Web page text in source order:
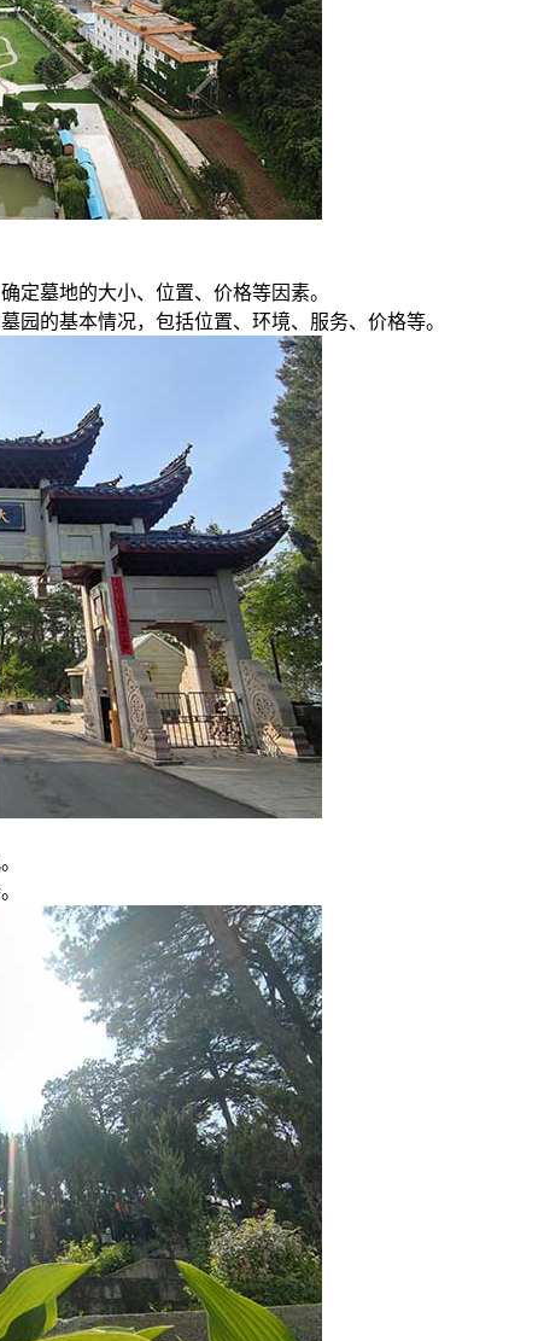
定墓地的大小、位置、价格等因素。
的基本情况，包括位置、环境、服务、价格等。